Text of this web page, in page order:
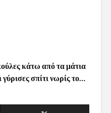
κάτω από τα μάτια
γύρισες σπίτι νωρίς το…